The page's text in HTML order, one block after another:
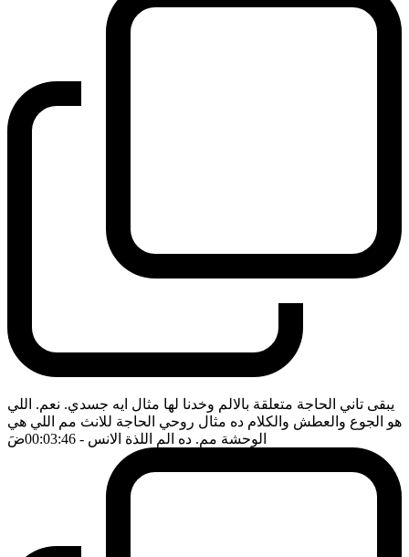
يبقى تاني الحاجة متعلقة بالالم وخدنا لها مثال ايه جسدي. نعم. اللي
هو الجوع والعطش والكلام ده مثال روحي الحاجة للانث مم اللي هي
الوحشة مم. ده الم اللذة الانس - 00:03:46 ضَ